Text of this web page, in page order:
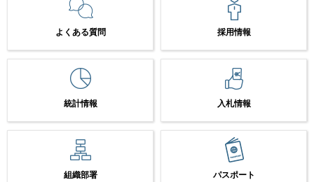
よくある質問 採用情報
統計情報 入札情報
組織部署 パスポート